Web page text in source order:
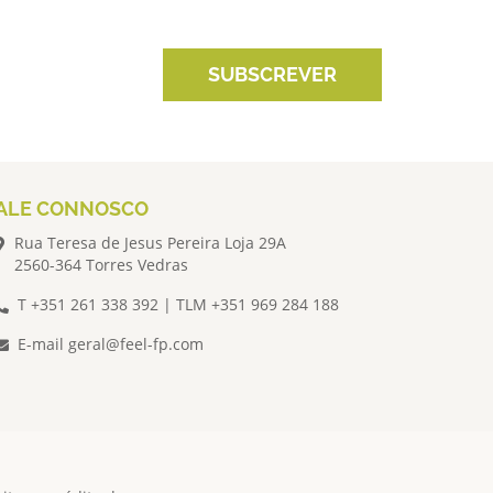
SUBSCREVER
CONNOSCO
Rua Teresa de Jesus Pereira Loja 29A
2560-364 Torres Vedras
T +351 261 338 392 | TLM +351 969 284 188
E-mail geral@feel-fp.com